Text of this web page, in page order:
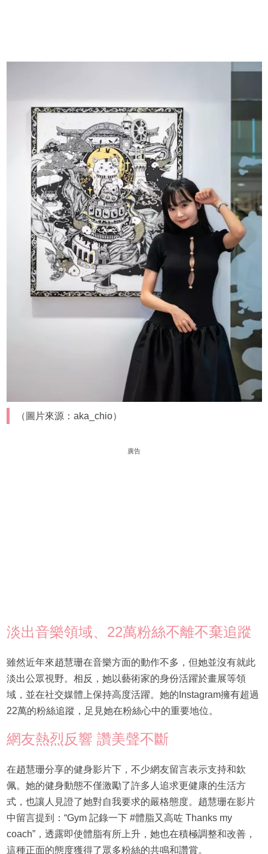
（圖片來源：aka_chio）
廣告
淡出音樂領域、22萬粉絲不離不棄追蹤
雖然近年來趙慧珊在音樂方面的動作不多，但她並沒有就此
淡出公眾視野。相反，她以藝術家的身份活躍於畫展等領
域，並在社交媒體上保持高度活躍。她的Instagram擁有超過
22萬的粉絲追蹤，足見她在粉絲心中的重要地位。
網友熱烈反響 讚美聲不斷
在趙慧珊分享的健身影片下，不少網友留言表示支持和欽
佩。她的健身動態不僅激勵了許多人追求更健康的生活方
式，也讓人見證了她對自我要求的嚴格態度。趙慧珊在影片
中留言提到：“Gym 記錄一下 #體脂又高咗 Thanks my
coach”，透露即使體脂有所上升，她也在積極調整和改善，
這種正面的態度獲得了眾多粉絲的共鳴和讚賞。